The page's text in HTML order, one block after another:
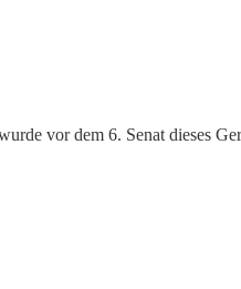
vor dem 6. Senat dieses